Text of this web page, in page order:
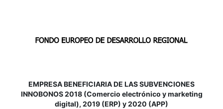
EMPRESA BENEFICIARIA DE LAS SUBVENCIONES
INNOBONOS 2018 (Comercio electrónico y marketing
digital), 2019 (ERP) y 2020 (APP)